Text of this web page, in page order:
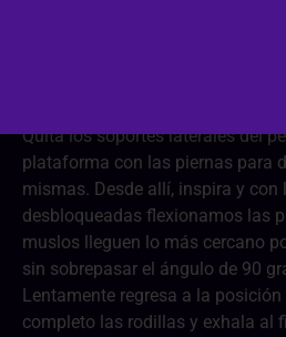
Quita los soportes laterales del
plataforma con las piernas para
mismas. Desde allí, inspira y con
desbloqueadas flexionamos las
muslos lleguen lo más cercano
sin sobrepasar el ángulo de 90
Lentamente regresa a la
completo las rodillas y exhala al